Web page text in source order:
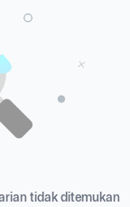
tidak ditemukan